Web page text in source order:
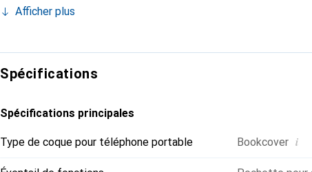
constitue un choix fiable pour une clientèle exigeante.
Afficher plus
Spécifications
Spécifications principales
Type de coque pour téléphone portable Bookcover i